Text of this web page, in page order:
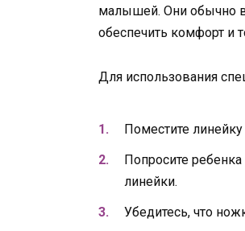
малышей. Они обычно
обеспечить комфорт и
Для использования
Поместите
Попросите
линейки.
Убедитесь, что